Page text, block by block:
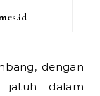
jatuh dalam